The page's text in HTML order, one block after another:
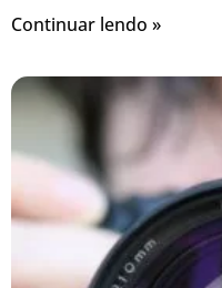
Continuar lendo »